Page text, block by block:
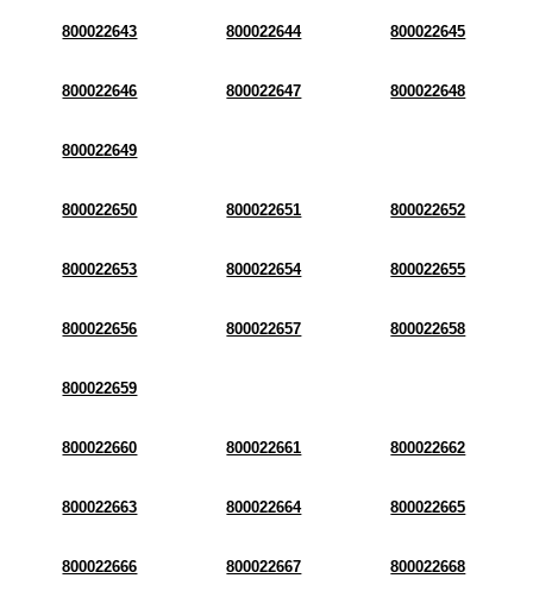
800022643 800022644 800022645
800022646 800022647 800022648
800022649
800022650 800022651 800022652
800022653 800022654 800022655
800022656 800022657 800022658
800022659
800022660 800022661 800022662
800022663 800022664 800022665
800022666 800022667 800022668